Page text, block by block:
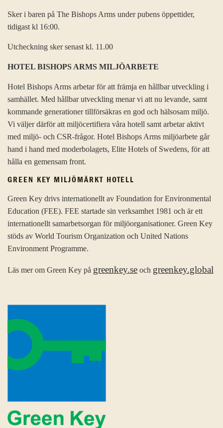
Sker i baren på The Bishops Arms under pubens öppettider,
tidigast kl 16:00.
Utcheckning sker senast kl. 11.00
HOTEL BISHOPS ARMS MILJÖARBETE
Hotel Bishops Arms arbetar för att främja en hållbar utveckling i
samhället. Med hållbar utveckling menar vi att nu levande, samt
kommande generationer tillförsäkras en god och hälsosam miljö.
Vi väljer därför att miljöcertifiera våra hotell samt arbetar aktivt
med miljö- och CSR-frågor. Hotel Bishops Arms miljöarbete går
hand i hand med moderbolagets, Elite Hotels of Swedens, för att
hålla en gemensam front.
GREEN KEY MILJÖMÄRKT HOTELL
Green Key drivs internationellt av Foundation for Environmental
Education (FEE). FEE startade sin verksamhet 1981 och är ett
internationellt samarbetsorgan för miljöorganisationer. Green Key
stöds av World Tourism Organization och United Nations
Environment Programme.
Läs mer om Green Key på greenkey.se och greenkey.global